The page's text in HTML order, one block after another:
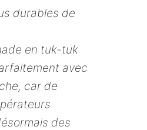
durables de
en tuk-tuk
avec
car de
des